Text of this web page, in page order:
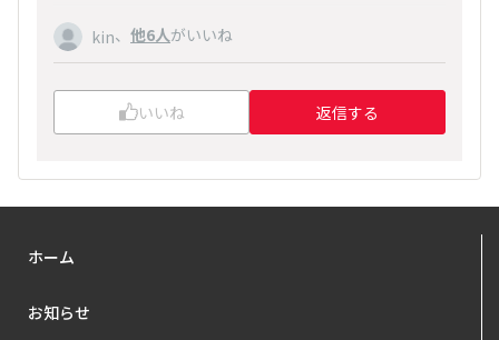
kin、 他6人がいいね
いいね 返信する
ホーム
お知らせ